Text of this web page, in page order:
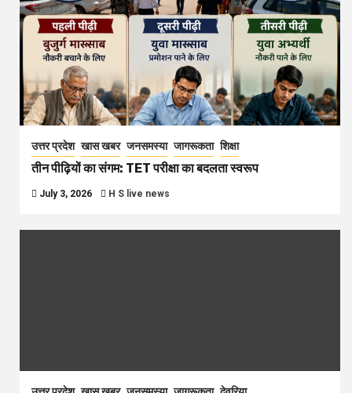
उत्तर प्रदेश खास खबर जनसमस्या जागरूकता शिक्षा
तीन पीढ़ियों का संगम: TET परीक्षा का बदलता स्वरूप
July 3, 2026 H S live news